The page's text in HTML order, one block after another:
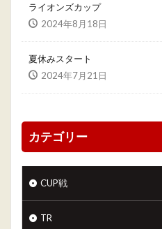
ライオンズカップ
2024年8月18日
夏休みスタート
2024年7月21日
カテゴリー
CUP戦
TR